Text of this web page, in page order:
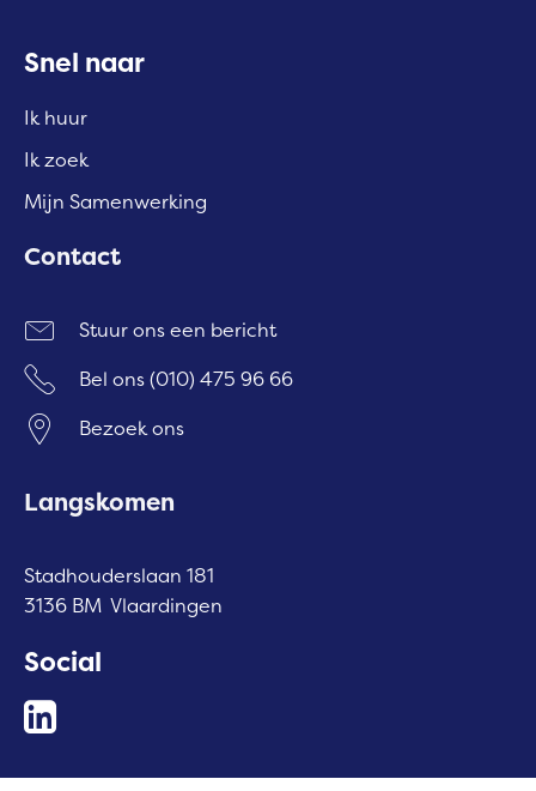
Contactinformatie
Snel naar
Ik huur
Ik zoek
Mijn Samenwerking
Contact
Stuur ons een bericht
Bel ons(010) 475 96 66
Bezoek ons
Langskomen
Stadhouderslaan 181
3136 BM Vlaardingen
Social